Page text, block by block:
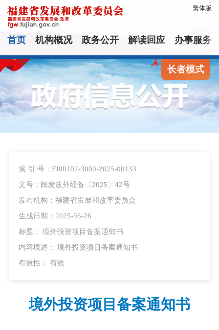
繁体版
首页 机构概况 政务公开 解读回应 办事服务
长者模式
索 引 号：FJ00102-3000-2025-00133
文号：闽发改外经备〔2025〕42号
发布机构：福建省发展和改革委员会
生成日期：2025-05-26
标题： 境外投资项目备案通知书
内容概述： 境外投资项目备案通知书
有效性： 有效
境外投资项目备案通知书